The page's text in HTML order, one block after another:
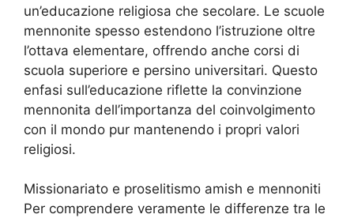
un’educazione religiosa che secolare. Le scuole
mennonite spesso estendono l’istruzione oltre
l’ottava elementare, offrendo anche corsi di
scuola superiore e persino universitari. Questo
enfasi sull’educazione riflette la convinzione
mennonita dell’importanza del coinvolgimento
con il mondo pur mantenendo i propri valori
religiosi.
Missionariato e proselitismo amish e mennoniti
Per comprendere veramente le differenze tra le